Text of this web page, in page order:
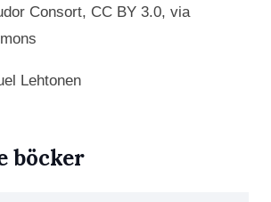
Consort, CC BY 3.0, via
Lehtonen
böcker